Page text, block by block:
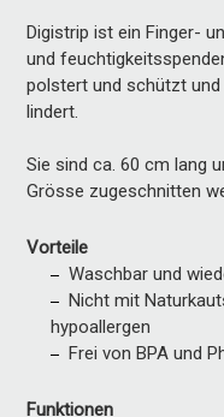
Digistrip ist ein Finger-
und
polstert und schützt
lindert.
Sie sind ca. 60 cm lang
Grösse zugeschnitten
Vorteile
Waschbar und
Nicht mit
hypoallergen
Frei von BPA und
Funktionen